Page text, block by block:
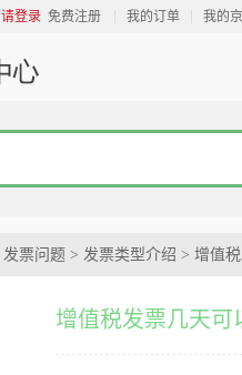
请登录 免费注册 我的订单 我的
发票问题 > 发票类型介绍 > 增值
增值税发票几天可